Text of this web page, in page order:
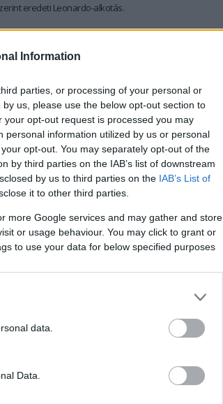
Information
parties, or processing of your personal or
us, please use the below opt-out section to
opt-out request is processed you may
information utilized by us or personal
opt-out. You may separately opt-out of the
by third parties on the IAB’s list of downstream
by us to third parties on the IAB’s List of
it to other third parties.
more Google services and may gather and store
or usage behaviour. You may click to grant or
to use your data for below specified purposes
data.
Data.
eredeti Leonardo-alkotás.
ötven
ritkán látható rajzát
dell'Accademia (Akadémiai
tovább
Leonardo da Vincititokzatos
bújva állt ismét
a különös